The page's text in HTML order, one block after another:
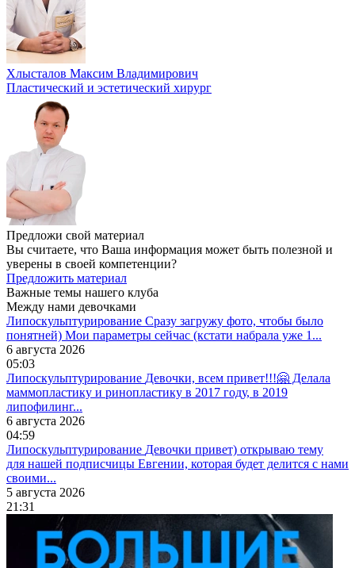
Хлысталов Максим Владимирович
Пластический и эстетический хирург
Предложи свой материал
Вы считаете, что Ваша информация может быть полезной и
уверены в своей компетенции?
Предложить материал
Важные темы нашего клуба
Между нами девочками
Липоскульптурирование Сразу загружу фото, чтобы было
понятней) Мои параметры сейчас (кстати набрала уже 1...
6 августа 2026
05:03
Липоскульптурирование Девочки, всем привет!!!🤗 Делала
маммопластику и ринопластику в 2017 году, в 2019
липофилинг...
6 августа 2026
04:59
Липоскульптурирование Девочки привет) открываю тему
для нашей подписчицы Евгении, которая будет делится с нами
своими...
5 августа 2026
21:31